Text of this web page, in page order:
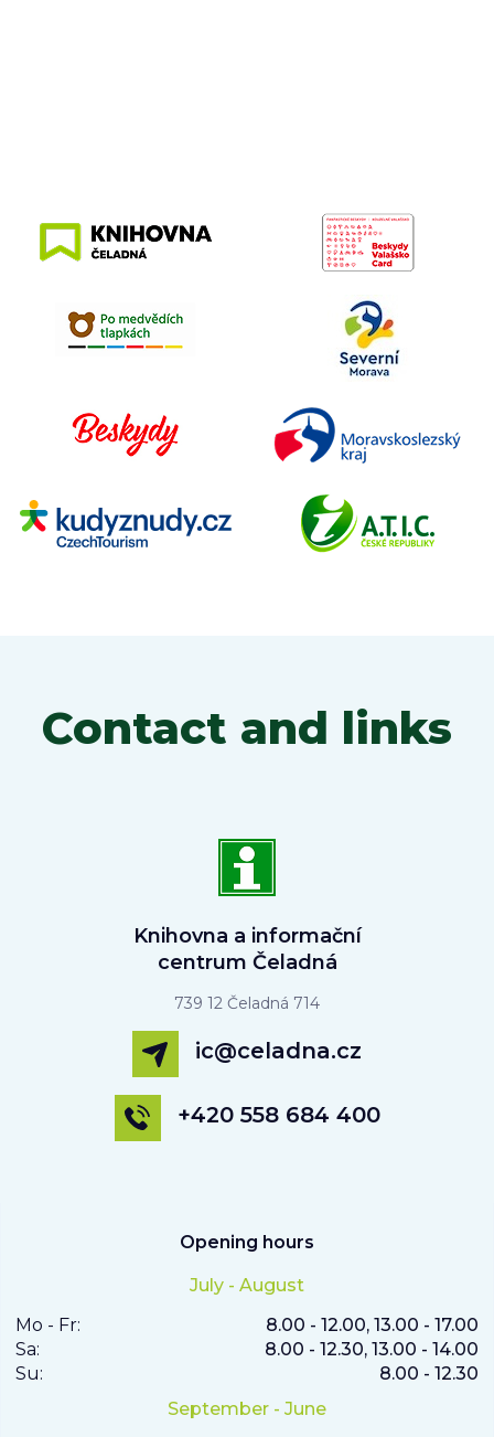
Contact and links
Knihovna a informační
centrum Čeladná
739 12 Čeladná 714
ic@celadna.cz
+420 558 684 400
Opening hours
July - August
Mo - Fr:
8.00 - 12.00, 13.00 - 17.00
Sa:
8.00 - 12.30, 13.00 - 14.00
Su:
8.00 - 12.30
September - June